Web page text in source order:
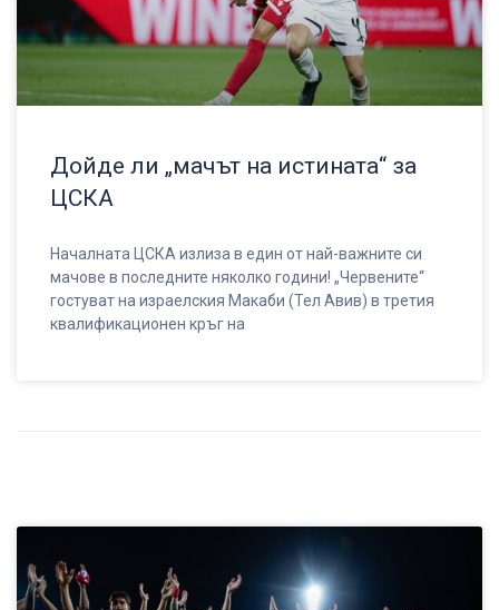
Дойде ли „мачът на истината“ за
ЦСКА
Началната ЦСКА излиза в един от най-важните си
мачове в последните няколко години! „Червените“
гостуват на израелския Макаби (Тел Авив) в третия
квалификационен кръг на